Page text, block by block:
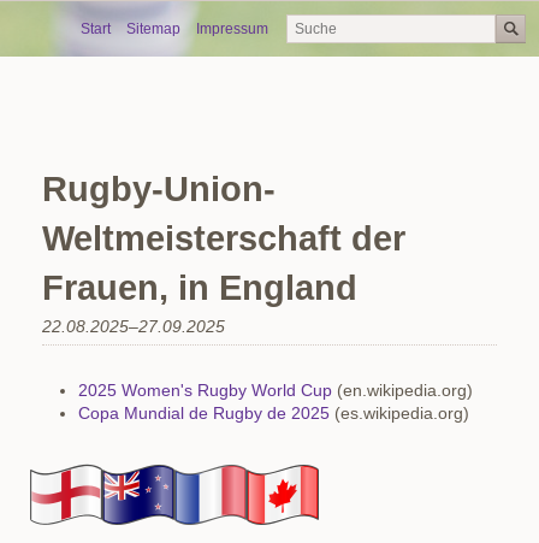
Skip
navigation
Start Sitemap Impressum
Rugby-Union-
Weltmeisterschaft der
Frauen, in England
22.08.2025–27.09.2025
2025 Women's Rugby World Cup (en.wikipedia.org)
Copa Mundial de Rugby de 2025 (es.wikipedia.org)